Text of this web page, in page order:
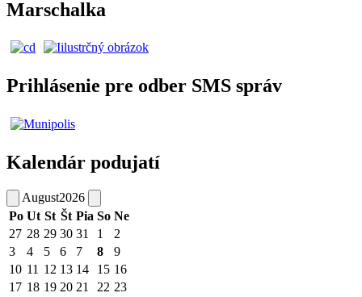
Marschalka
Prihlásenie pre odber SMS správ
Kalendár podujatí
August2026
Po Ut St Št Pia So Ne
27 28 29 30 31 1
2
3
4 5 6 7 8
9
10 11 12 13 14 15 16
17 18 19 20 21 22 23